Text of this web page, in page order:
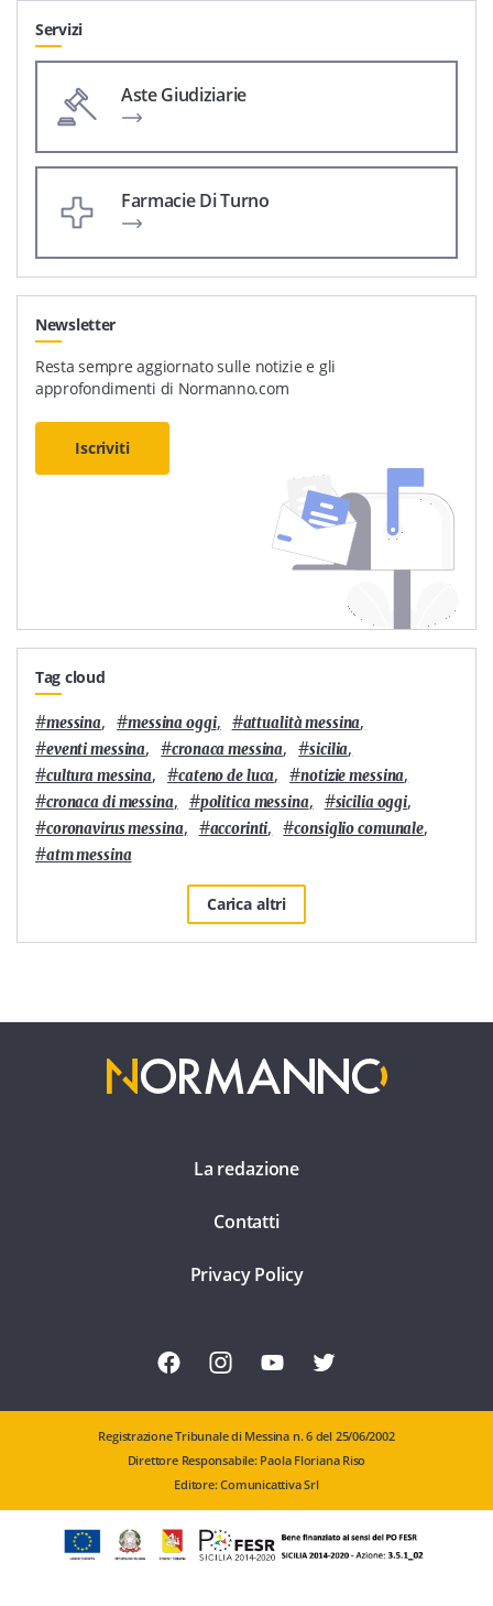
Servizi
Aste Giudiziarie
Farmacie Di Turno
Newsletter
Resta sempre aggiornato sulle notizie e gli
approfondimenti di Normanno.com
Iscriviti
Tag cloud
#messina, #messina oggi, #attualità messina,
#eventi messina, #cronaca messina, #sicilia,
#cultura messina, #cateno de luca, #notizie messina,
#cronaca di messina, #politica messina, #sicilia oggi,
#coronavirus messina, #accorinti, #consiglio comunale,
#atm messina
Carica altri
La redazione
Contatti
Privacy Policy
Registrazione Tribunale di Messina n. 6 del 25/06/2002
Direttore Responsabile: Paola Floriana Riso
Editore: Comunicattiva Srl